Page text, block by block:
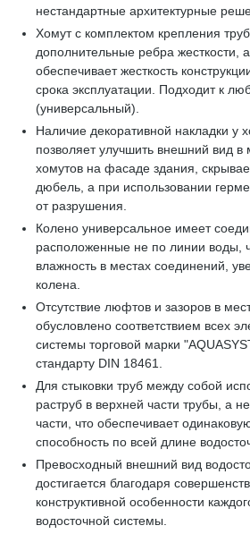
нестандартные архитектурные
Хомут с комплектом крепления
дополнительные ребра жесткости,
обеспечивает жесткость
срока эксплуатации. Подходит к
(универсальный).
Наличие декоративной накладки у
позволяет улучшить внешний вид в
хомутов на фасаде здания,
дюбель, а при использовании
от разрушения.
Колено универсальное имеет
расположенные не по линии воды,
влажность в местах соединений,
колена.
Отсутствие люфтов и зазоров в
обусловлено соответствием всех
системы торговой марки
стандарту DIN 18461.
Для стыковки труб между собой
раструб в верхней части трубы, а
части, что обеспечивает
способность по всей длине
Превосходный внешний вид
достигается благодаря
конструктивной особенности
водосточной системы.